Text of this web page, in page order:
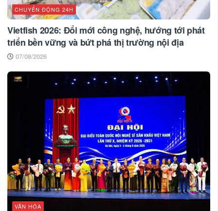
CHUYỂN ĐỘNG 24H
Vietfish 2026: Đổi mới công nghệ, hướng tới phát
triển bền vững và bứt phá thị trường nội địa
07/08/2026
VĂN HÓA